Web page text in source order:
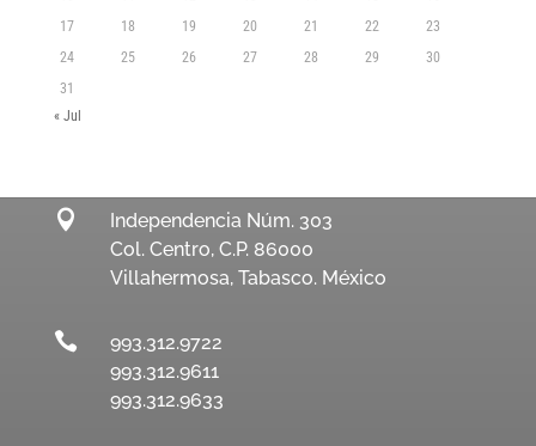
17
18 19 20 21 22
23
24
25 26 27 28 29
30
31
« Jul

Independencia Núm. 303
Col. Centro, C.P. 86000
Villahermosa, Tabasco. México

993.312.9722
993.312.9611
993.312.9633